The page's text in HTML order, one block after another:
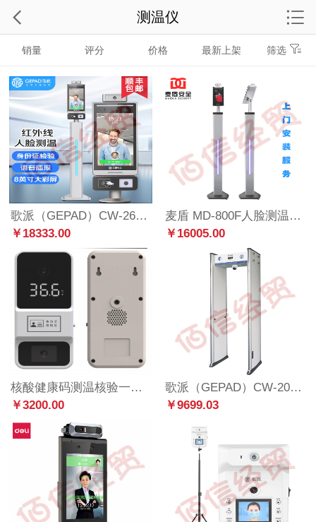
销量 评分 价格 最新上架 筛选
歌派（GEPAD）CW-260 红外线人脸测温仪 身份证核验 人脸比对识别测温 考勤打卡门禁一体机
￥18333.00
麦盾 MD-800F人脸测温立式测温仪 语音播报 高温播报 可定制 MD-800F 1
￥16005.00
核酸健康码测温核验一体机 ZY-X2
￥3200.00
歌派（GEPAD）CW-2000A 测温安检门 测温门 体温检测门 酒吧KTV车站学校 红外测温安检门 测温门
￥9699.03
测温仪